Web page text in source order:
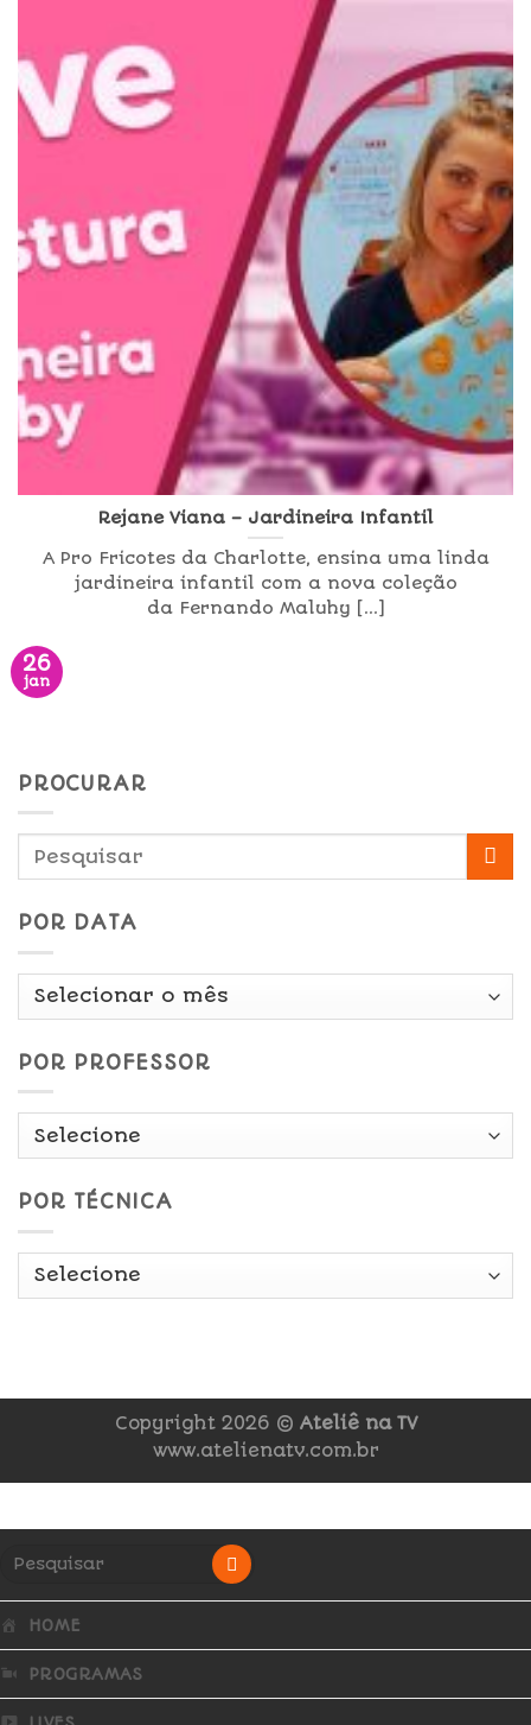
Rejane Viana – Jardineira Infantil
A Pro Fricotes da Charlotte, ensina uma linda
jardineira infantil com a nova coleção
da Fernando Maluhy [...]
26
jan
PROCURAR
POR DATA
Por
POR PROFESSOR
POR TÉCNICA
Copyright 2026 © Ateliê na TV
www.atelienatv.com.br
HOME
PROGRAMAS